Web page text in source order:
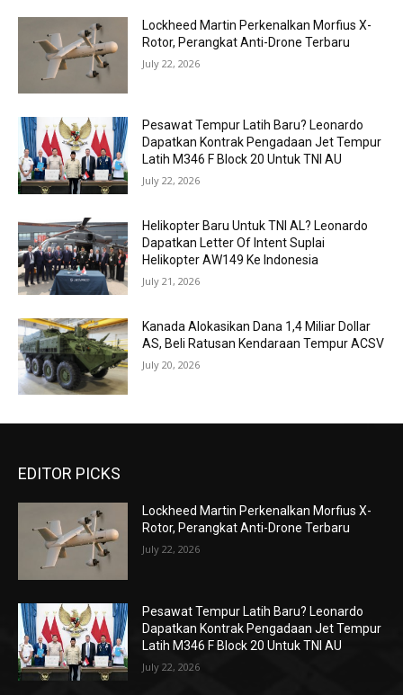
Lockheed Martin Perkenalkan Morfius X-
Rotor, Perangkat Anti-Drone Terbaru
July 22, 2026
Pesawat Tempur Latih Baru? Leonardo
Dapatkan Kontrak Pengadaan Jet Tempur
Latih M346 F Block 20 Untuk TNI AU
July 22, 2026
Helikopter Baru Untuk TNI AL? Leonardo
Dapatkan Letter Of Intent Suplai
Helikopter AW149 Ke Indonesia
July 21, 2026
Kanada Alokasikan Dana 1,4 Miliar Dollar
AS, Beli Ratusan Kendaraan Tempur ACSV
July 20, 2026
EDITOR PICKS
Lockheed Martin Perkenalkan Morfius X-
Rotor, Perangkat Anti-Drone Terbaru
July 22, 2026
Pesawat Tempur Latih Baru? Leonardo
Dapatkan Kontrak Pengadaan Jet Tempur
Latih M346 F Block 20 Untuk TNI AU
July 22, 2026